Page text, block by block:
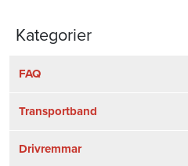
Kategorier
FAQ
Transportband
Drivremmar